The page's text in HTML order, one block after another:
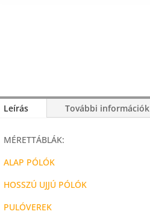
Leírás További információk
MÉRETTÁBLÁK:
ALAP PÓLÓK
HOSSZÚ UJJÚ PÓLÓK
PULÓVEREK